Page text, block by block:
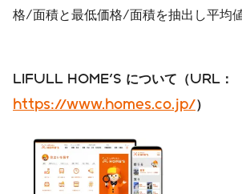
格/面積と最低価格/面積を抽出し平均
LIFULL HOME'S について（URL ：
https://www.homes.co.jp/）